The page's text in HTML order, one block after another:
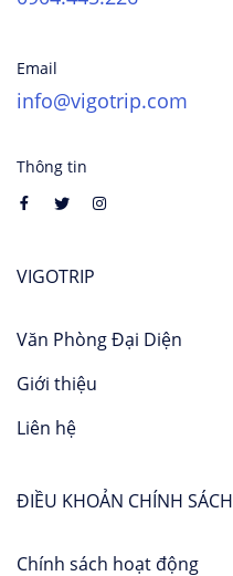
Email
info@vigotrip.com
Thông tin
VIGOTRIP
Văn Phòng Đại Diện
Giới thiệu
Liên hệ
ĐIỀU KHOẢN CHÍNH SÁCH
Chính sách hoạt động